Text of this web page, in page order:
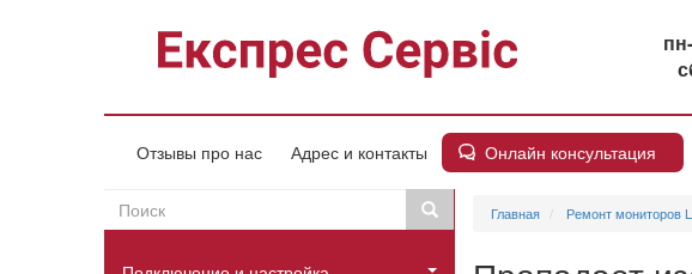
Отзывы про нас Адрес и контакты Онлайн консультация
Пошукова
форма
Поиск Поиск
Головне
Главная Ремонт мониторов